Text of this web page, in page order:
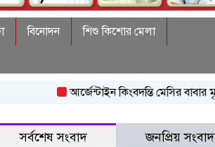
বিনোদন
শিশু কিশোর মেলা
আর্জেন্টাইন কিংবদন্তি মেসির বাবার মৃত্যুর গুঞ্জন
সর্বশেষ সংবাদ জনপ্রিয় সংবাদ